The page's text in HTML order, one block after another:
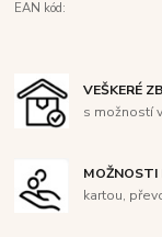
EAN kód:
VEŠKERÉ
s možností
MOŽNOSTI
kartou,